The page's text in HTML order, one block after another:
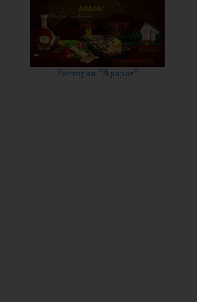
Ресторан "Арарат"